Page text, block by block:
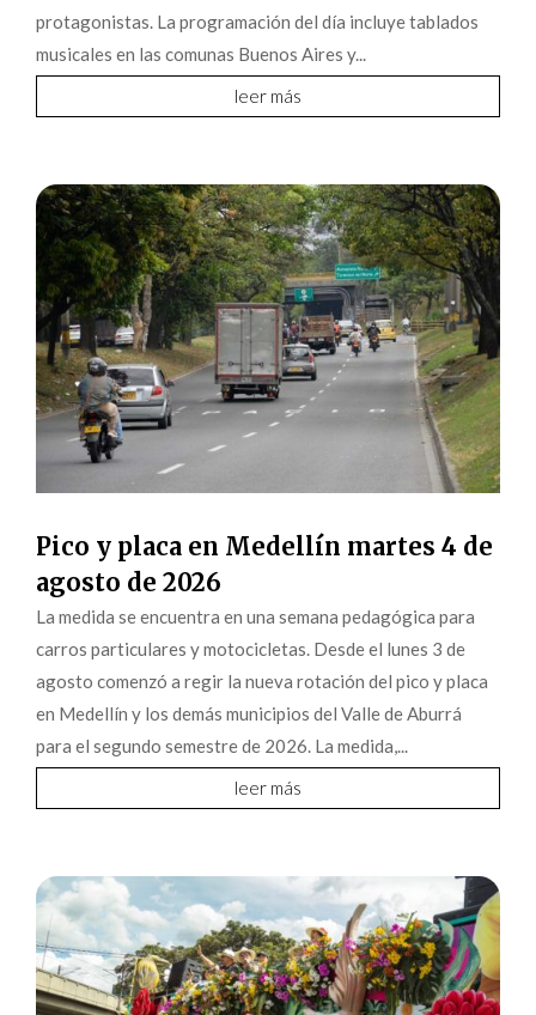
protagonistas. La programación del día incluye tablados
musicales en las comunas Buenos Aires y...
leer más
Pico y placa en Medellín martes 4 de
agosto de 2026
La medida se encuentra en una semana pedagógica para
carros particulares y motocicletas. Desde el lunes 3 de
agosto comenzó a regir la nueva rotación del pico y placa
en Medellín y los demás municipios del Valle de Aburrá
para el segundo semestre de 2026. La medida,...
leer más